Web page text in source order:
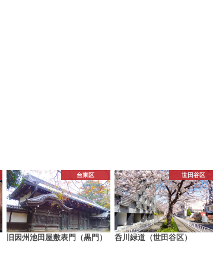
台東区
旧因州池田屋敷表門（黒門）
世田谷区
呑川緑道（世田谷区）